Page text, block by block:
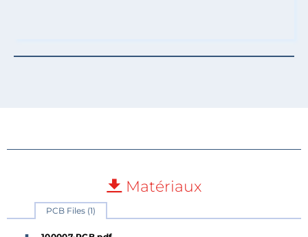
Matériaux
PCB Files (1)